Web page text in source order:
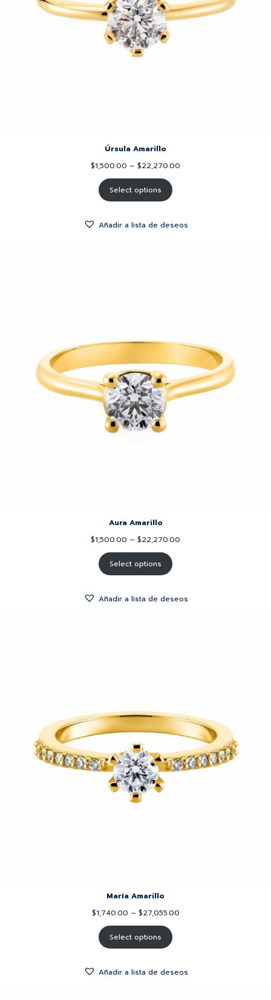
Úrsula Amarillo
$1,500.00 – $22,270.00
Select options
Añadir a lista de deseos
Aura Amarillo
$1,500.00 – $22,270.00
Select options
Añadir a lista de deseos
María Amarillo
$1,740.00 – $27,055.00
Select options
Añadir a lista de deseos